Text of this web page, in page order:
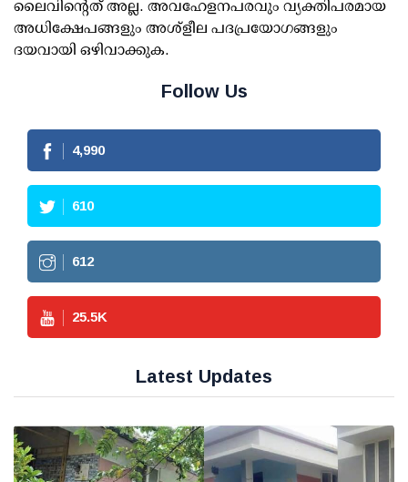
ലൈവിന്റെത് അല്ല. അവഹേളനപരവും വ്യക്തിപരമായ
അധിക്ഷേപങ്ങളും അശ്‌ളീല പദപ്രയോഗങ്ങളും
ദയവായി ഒഴിവാക്കുക.
Follow Us
4,990
610
612
25.5K
Latest Updates